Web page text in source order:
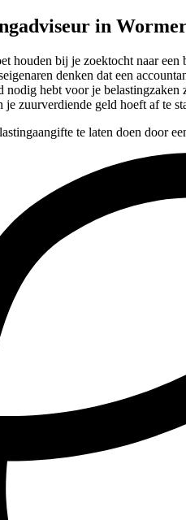
in
houden bij je zoektocht naar
denken dat een
hebt voor je
zuurverdiende geld hoeft af te
te laten doen door